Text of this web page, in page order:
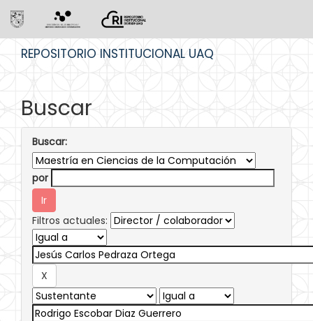
REPOSITORIO INSTITUCIONAL UAQ
Buscar
Buscar:
por
Filtros actuales: